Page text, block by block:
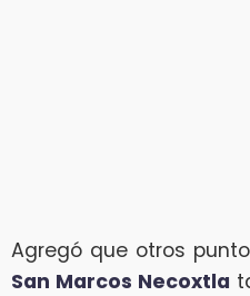
Agregó que otros
San Marcos Necoxtla